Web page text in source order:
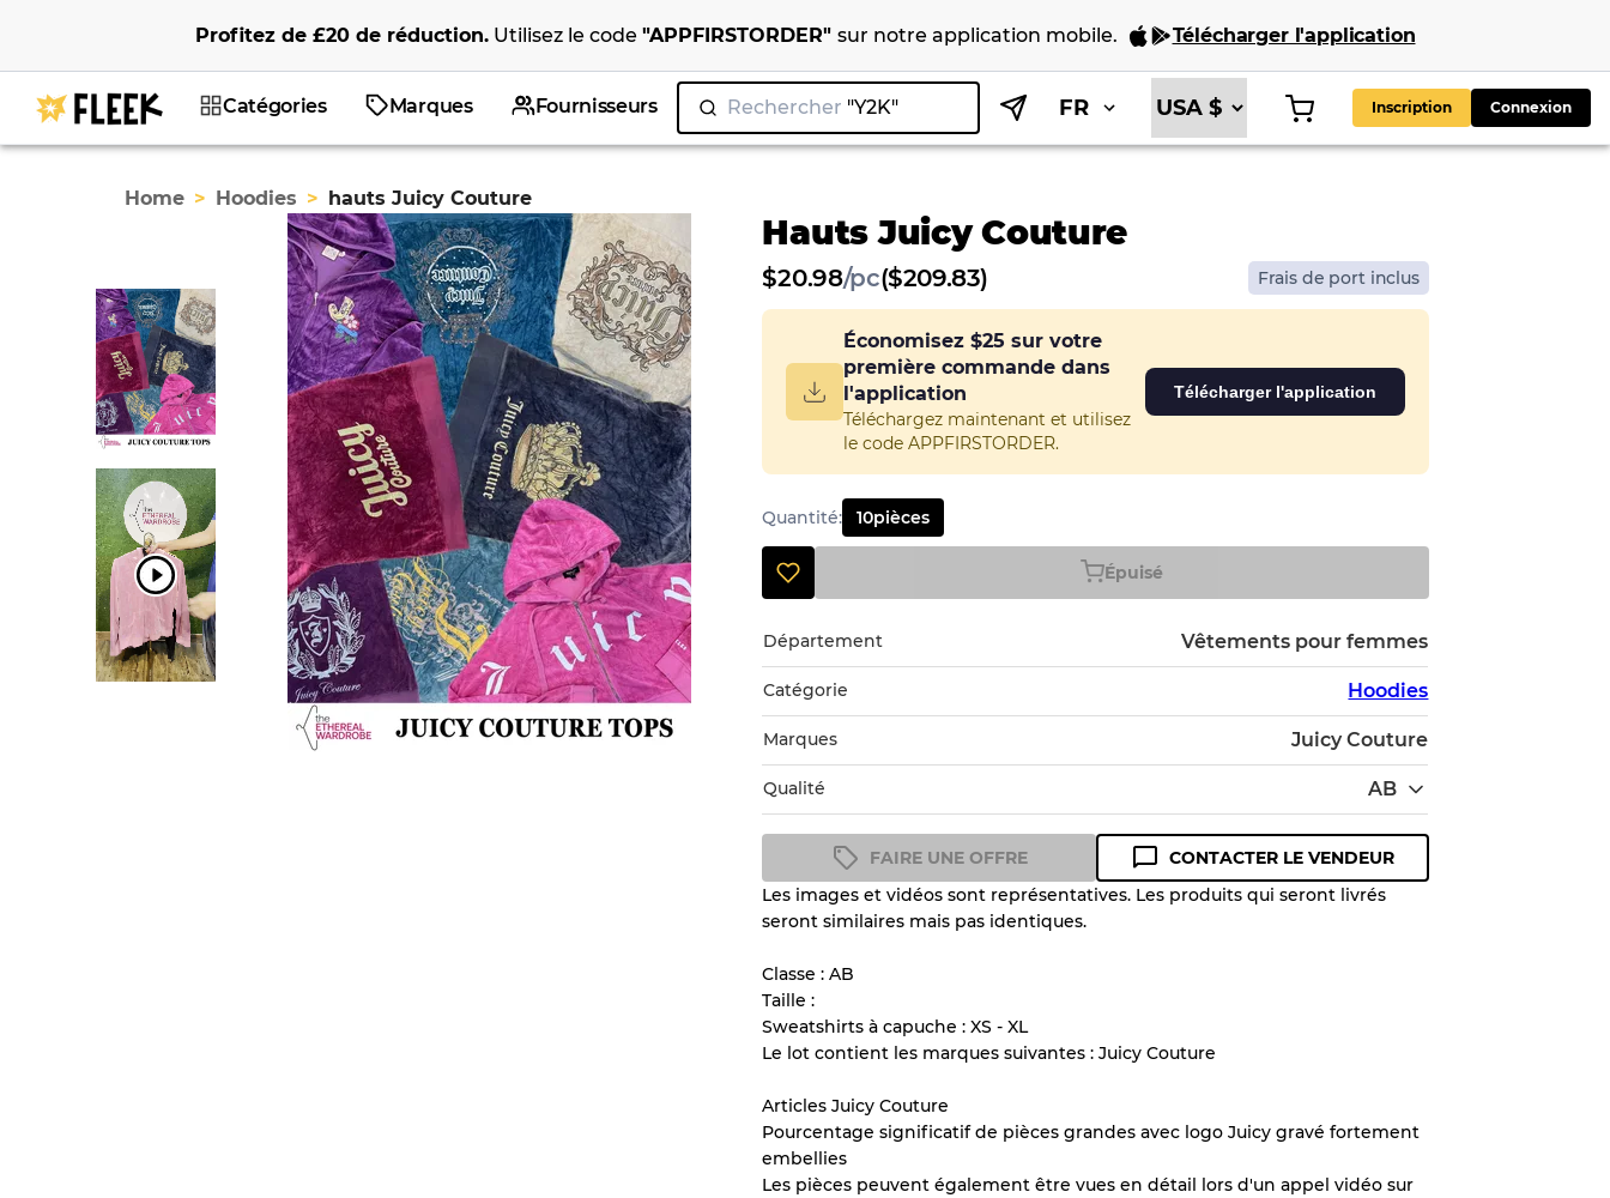
Profitez de £20de réduction. Utilisez le code "APPFIRSTORDER" sur notre application mobile. Télécharger l'application
Catégories Marques Fournisseurs Rechercher "Y2K" FR Inscription Connexion
Home > Hoodies > hauts Juicy Couture
Hauts Juicy Couture
$20.98/pc($209.83) Frais de port inclus
Économisez $25 sur votre
première commande dans
l'application
Téléchargez maintenant et utilisez
le code APPFIRSTORDER.
Télécharger l'application
Quantité: 10pièces
Épuisé
Département Vêtements pour femmes
Catégorie Hoodies
Marques Juicy Couture
Qualité AB
Guide des conditions
l'état et l'apparence de chaque article avant l'achat.
Il y a une marge d'erreur allant jusqu'à
vente en gros
Notre système à 3 niveaux
FAIRE UNE OFFRE
CONTACTER LE VENDEUR
Les images et vidéos sont représentatives. Les produits qui seront livrés
seront similaires mais pas identiques.
Classe : AB
Taille :
Sweatshirts à capuche : XS - XL
Le lot contient les marques suivantes : Juicy Couture
Articles Juicy Couture
Pourcentage significatif de pièces grandes avec logo Juicy gravé fortement
embellies
Les pièces peuvent également être vues en détail lors d'un appel vidéo sur